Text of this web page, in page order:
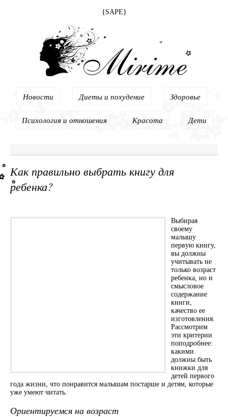
{SAPE}
Новости Диеты и похудение Здоровье
Психология и отношения Красота Дети
Как правильно выбрать книгу для
ребенка?
Выбирая
своему
малышу
первую книгу,
вы должны
учитывать не
только возраст
ребенка, но и
смысловое
содержание
книги,
качество ее
изготовления.
Рассмотрим
эти критерии
поподробнее:
какими
должны быть
книжки для
детей первого
года жизни, что понравится малышам постарше и детям, которые
уже умеют читать.
Ориентируемся на возраст